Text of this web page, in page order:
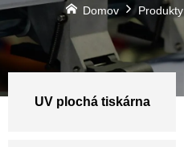
Domov Produkty
UV plochá tiskárna